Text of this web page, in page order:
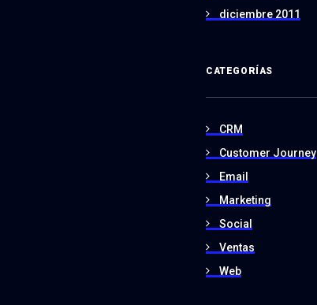
diciembre 2011
CATEGORÍAS
CRM
Customer Journey
Email
Marketing
Social
Ventas
Web